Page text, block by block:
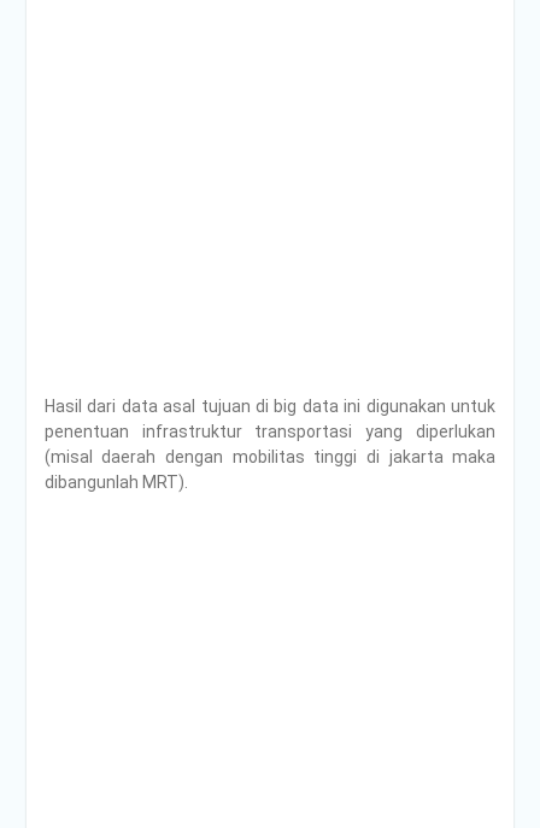
Hasil dari data asal tujuan di big data ini digunakan untuk
penentuan infrastruktur transportasi yang diperlukan
(misal daerah dengan mobilitas tinggi di jakarta maka
dibangunlah MRT).